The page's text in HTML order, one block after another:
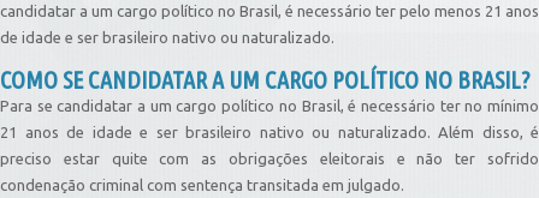
candidatar a um cargo político no Brasil, é necessário ter pelo menos 21 anos
de idade e ser brasileiro nativo ou naturalizado.
COMO SE CANDIDATAR A UM CARGO POLÍTICO NO BRASIL?
Para se candidatar a um cargo político no Brasil, é necessário ter no mínimo
21 anos de idade e ser brasileiro nativo ou naturalizado. Além disso, é
preciso estar quite com as obrigações eleitorais e não ter sofrido
condenação criminal com sentença transitada em julgado.